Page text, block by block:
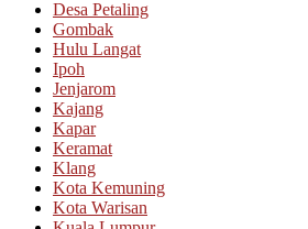
Desa Petaling
Gombak
Hulu Langat
Ipoh
Jenjarom
Kajang
Kapar
Keramat
Klang
Kota Kemuning
Kota Warisan